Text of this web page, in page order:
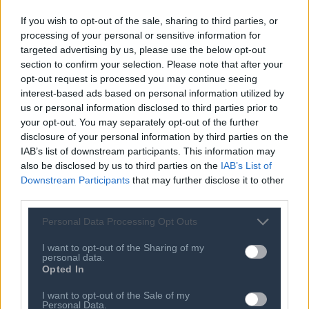
If you wish to opt-out of the sale, sharing to third parties, or
processing of your personal or sensitive information for
targeted advertising by us, please use the below opt-out
section to confirm your selection. Please note that after your
opt-out request is processed you may continue seeing
interest-based ads based on personal information utilized by
us or personal information disclosed to third parties prior to
your opt-out. You may separately opt-out of the further
disclosure of your personal information by third parties on the
IAB’s list of downstream participants. This information may
also be disclosed by us to third parties on the IAB’s List of
Downstream Participants that may further disclose it to other
Personal Data Processing Opt Outs
I want to opt-out of the Sharing of my
personal data.
Opted In
I want to opt-out of the Sale of my
Personal Data.
Θετική ήταν και η εικόνα των πωλήσεων στην κατηγορία
των Προϊόντων Τηλεπικοινωνίας, όπου καταγράφηκε
άνοδος κατά 4,7% με την αξία της αγοράς το 2ο τρίμηνο
να φτάνει τα €143 εκατ. (στη βάση του εξαμήνου η
άνοδος ήταν της τάξης του 12,5% με την αξία των
πωλήσεων στα €299 εκατ.). Οι πωλήσεις στην
κατηγορία των κινητών τηλεφώνων σημείωσαν
σημαντική άνοδο, επωφελούμενες από το λανσάρισμα
νέων μοντέλων, αλλά και την περίοδο του Πάσχα.
Αυξημένες, στο μεταξύ, ήταν και οι πωλήσεις των
ακουστικών, αλλά και των wearable συσκευών.
Πτωτικές κατηγορίες
Οι μόνες δύο κατηγορίες της αγοράς καταναλωτικών
τεχνολογικών προϊόντων, οι οποίες κατέγραψαν πτώση